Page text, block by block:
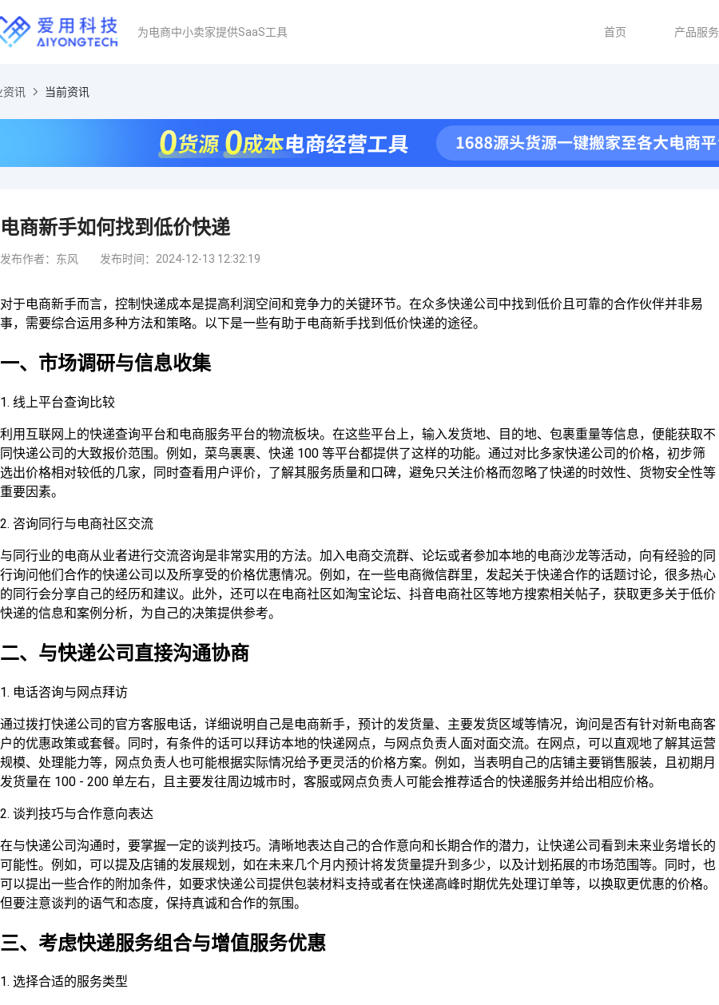
为电商中小卖家提供SaaS工具 首页 产品服务
资讯 当前资讯
电商新手如何找到低价快递
发布作者：东风 发布时间：2024-12-13 12:32:19
对于电商新手而言，控制快递成本是提高利润空间和竞争力的关键环节。在众多快递公司中找到低价且可靠的合作伙伴并非易
事，需要综合运用多种方法和策略。以下是一些有助于电商新手找到低价快递的途径。
一、市场调研与信息收集
1. 线上平台查询比较
利用互联网上的快递查询平台和电商服务平台的物流板块。在这些平台上，输入发货地、目的地、包裹重量等信息，便能获取不
同快递公司的大致报价范围。例如，菜鸟裹裹、快递 100 等平台都提供了这样的功能。通过对比多家快递公司的价格，初步筛
选出价格相对较低的几家，同时查看用户评价，了解其服务质量和口碑，避免只关注价格而忽略了快递的时效性、货物安全性等
重要因素。
2. 咨询同行与电商社区交流
与同行业的电商从业者进行交流咨询是非常实用的方法。加入电商交流群、论坛或者参加本地的电商沙龙等活动，向有经验的同
行询问他们合作的快递公司以及所享受的价格优惠情况。例如，在一些电商微信群里，发起关于快递合作的话题讨论，很多热心
的同行会分享自己的经历和建议。此外，还可以在电商社区如淘宝论坛、抖音电商社区等地方搜索相关帖子，获取更多关于低价
快递的信息和案例分析，为自己的决策提供参考。
二、与快递公司直接沟通协商
1. 电话咨询与网点拜访
通过拨打快递公司的官方客服电话，详细说明自己是电商新手，预计的发货量、主要发货区域等情况，询问是否有针对新电商客
户的优惠政策或套餐。同时，有条件的话可以拜访本地的快递网点，与网点负责人面对面交流。在网点，可以直观地了解其运营
规模、处理能力等，网点负责人也可能根据实际情况给予更灵活的价格方案。例如，当表明自己的店铺主要销售服装，且初期月
发货量在 100 - 200 单左右，且主要发往周边城市时，客服或网点负责人可能会推荐适合的快递服务并给出相应价格。
2. 谈判技巧与合作意向表达
在与快递公司沟通时，要掌握一定的谈判技巧。清晰地表达自己的合作意向和长期合作的潜力，让快递公司看到未来业务增长的
可能性。例如，可以提及店铺的发展规划，如在未来几个月内预计将发货量提升到多少，以及计划拓展的市场范围等。同时，也
可以提出一些合作的附加条件，如要求快递公司提供包装材料支持或者在快递高峰时期优先处理订单等，以换取更优惠的价格。
但要注意谈判的语气和态度，保持真诚和合作的氛围。
三、考虑快递服务组合与增值服务优惠
1. 选择合适的服务类型